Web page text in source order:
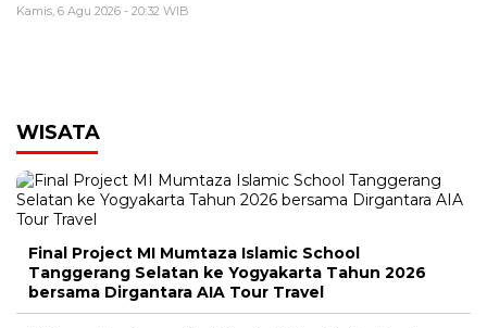
Kamis, 6 Agu 2026 - 20:32 WIB
WISATA
Final Project MI Mumtaza Islamic School
Tanggerang Selatan ke Yogyakarta Tahun 2026
bersama Dirgantara AIA Tour Travel